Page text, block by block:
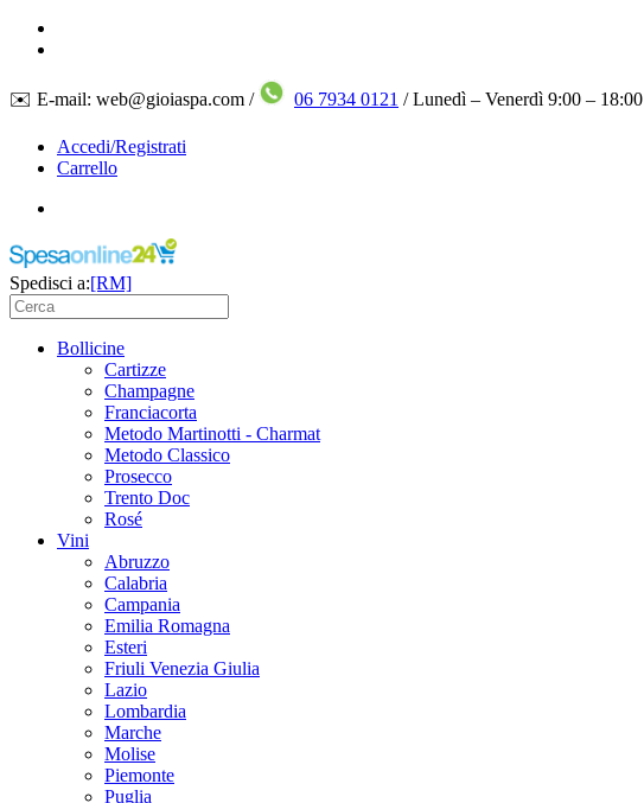
✉️ E-mail: web@gioiaspa.com / 06 7934 0121 / Lunedì – Venerdì 9:00 – 18:00
Accedi/Registrati
Carrello
Spedisci a:[RM]
Bollicine
Cartizze
Champagne
Franciacorta
Metodo Martinotti - Charmat
Metodo Classico
Prosecco
Trento Doc
Rosé
Vini
Abruzzo
Calabria
Campania
Emilia Romagna
Esteri
Friuli Venezia Giulia
Lazio
Lombardia
Marche
Molise
Piemonte
Puglia